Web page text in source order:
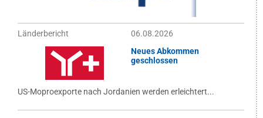
Länderbericht
06.08.2026
Neues Abkommen
geschlossen
US-Moproexporte nach Jordanien werden erleichtert...